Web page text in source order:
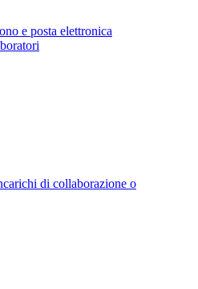
e posta elettronica
di collaborazione o